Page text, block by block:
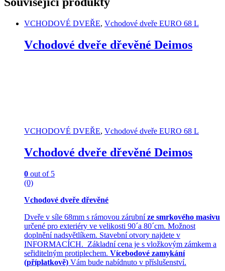
has
variants.
options
may
VCHODOVÉ DVEŘE, Vchodové dveře EURO 68 L
Vchodové dveře dřevěné Deimos
VCHODOVÉ DVEŘE, Vchodové dveře EURO 68 L
Vchodové dveře dřevěné Deimos
0 out of 5
(0)
Vchodové dveře dřevěné
Dveře v síle 68mm s rámovou zárubníze smrkového masivu
určené pro exteriéry ve velikosti 90´a 80´cm. Možnost
doplnění nadsvětlíkem. Stavební otvory najdete v
INFORMACÍCH. Základní cena je s vložkovým zámkem a
seřiditelným protiplechem. Vícebodové zamykání
(příplatkově) Vám bude nabídnuto v příslušenství.